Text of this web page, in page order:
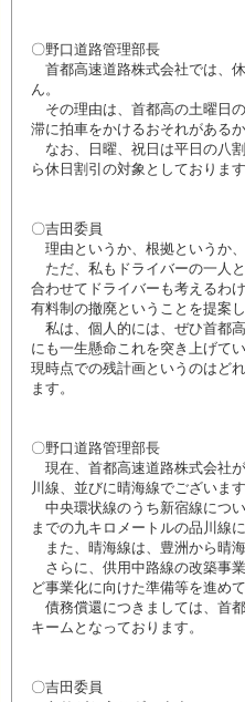
〇野口道路管理部長
首都高速道路株式会社では、
ん。
その理由は、首都高の土曜日
滞に拍車をかけるおそれがある
なお、日曜、祝日は平日の八
ら休日割引の対象としておりま
〇吉田委員
理由というか、根拠というか
ただ、私もドライバーの一人
合わせてドライバーも考えるわ
有料制の撤廃ということを提案
私は、個人的には、ぜひ首都
にも一生懸命これを突き上げて
現時点での残計画というのはど
ます。
〇野口道路管理部長
現在、首都高速道路株式会社
川線、並びに晴海線でございま
中央環状線のうち新宿線につ
までの九キロメートルの品川線
また、晴海線は、豊洲から晴
さらに、供用中路線の改築事
ど事業化に向けた準備等を進め
債務償還につきましては、首
キームとなっております。
〇吉田委員